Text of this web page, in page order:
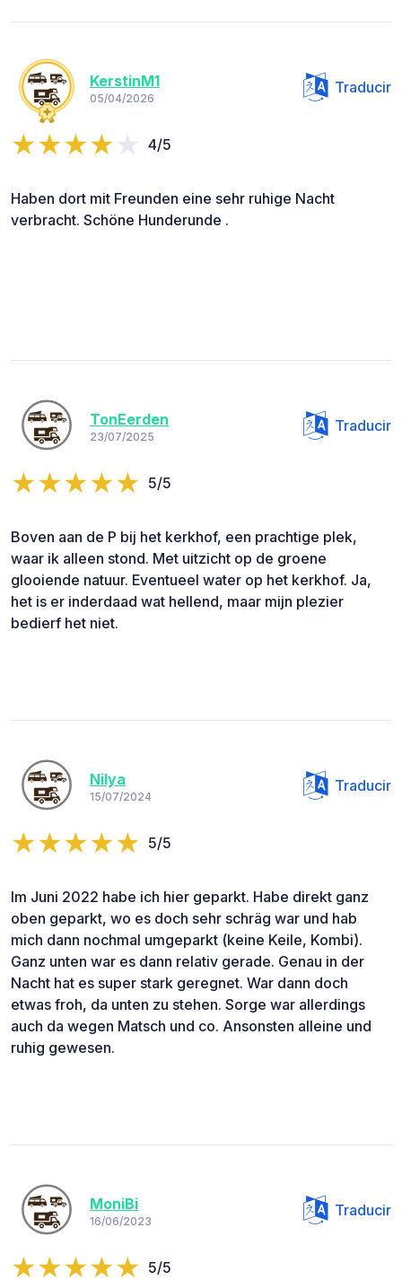
KerstinM1
05/04/2026
Traducir
4/5
Haben dort mit Freunden eine sehr ruhige Nacht
verbracht. Schöne Hunderunde .
TonEerden
23/07/2025
Traducir
5/5
Boven aan de P bij het kerkhof, een prachtige plek,
waar ik alleen stond. Met uitzicht op de groene
glooiende natuur. Eventueel water op het kerkhof. Ja,
het is er inderdaad wat hellend, maar mijn plezier
bedierf het niet.
Nilya
15/07/2024
Traducir
5/5
Im Juni 2022 habe ich hier geparkt. Habe direkt ganz
oben geparkt, wo es doch sehr schräg war und hab
mich dann nochmal umgeparkt (keine Keile, Kombi).
Ganz unten war es dann relativ gerade. Genau in der
Nacht hat es super stark geregnet. War dann doch
etwas froh, da unten zu stehen. Sorge war allerdings
auch da wegen Matsch und co. Ansonsten alleine und
ruhig gewesen.
MoniBi
16/06/2023
Traducir
5/5